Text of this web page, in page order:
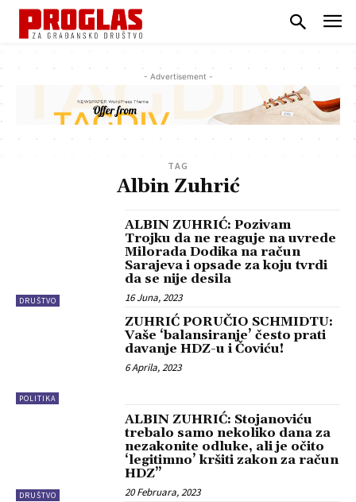
- Advertisement -
TAG
Albin Zuhrić
DRUŠTVO
ALBIN ZUHRIĆ: Pozivam
Trojku da ne reaguje na uvrede
Milorada Dodika na račun
Sarajeva i opsade za koju tvrdi
da se nije desila
16 Juna, 2023
POLITIKA
ZUHRIĆ PORUČIO SCHMIDTU:
Vaše ‘balansiranje’ često prati
davanje HDZ-u i Čoviću!
6 Aprila, 2023
DRUŠTVO
ALBIN ZUHRIĆ: Stojanoviću
trebalo samo nekoliko dana za
nezakonite odluke, ali je očito
‘legitimno’ kršiti zakon za račun
HDZ”
20 Februara, 2023